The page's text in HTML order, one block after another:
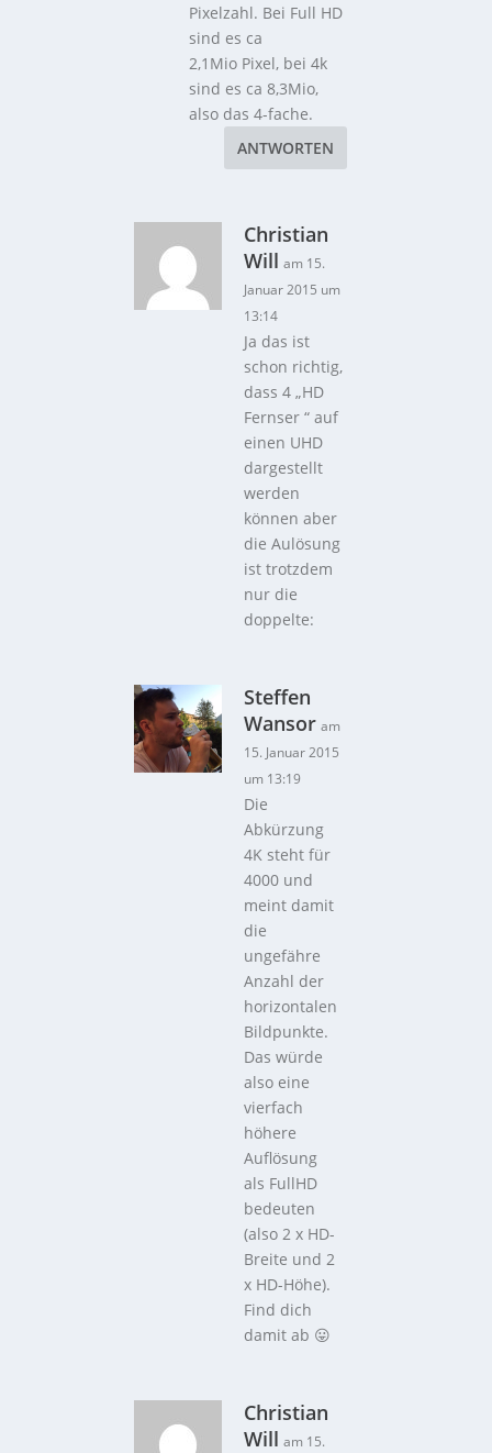
Pixelzahl. Bei Full HD
sind es ca
2,1Mio Pixel, bei 4k
sind es ca 8,3Mio,
also das 4-fache.
ANTWORTEN
Christian
Will am 15.
Januar 2015 um
13:14
Ja das ist
schon richtig,
dass 4 „HD
Fernser “ auf
einen UHD
dargestellt
werden
können aber
die Aulösung
ist trotzdem
nur die
doppelte:
Steffen
Wansor am
15. Januar 2015
um 13:19
Die
Abkürzung
4K steht für
4000 und
meint damit
die
ungefähre
Anzahl der
horizontalen
Bildpunkte.
Das würde
also eine
vierfach
höhere
Auflösung
als FullHD
bedeuten
(also 2 x HD-
Breite und 2
x HD-Höhe).
Find dich
damit ab 😛
Christian
Will am 15.